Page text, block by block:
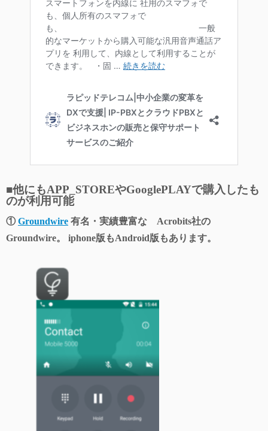
■他にもAPP_STOREやGooglePLAYで購入したも
のが利用可能
① Groundwire 有名・実績豊富な Acrobits社の
Groundwire。 iphone版もAndroid版もあります。